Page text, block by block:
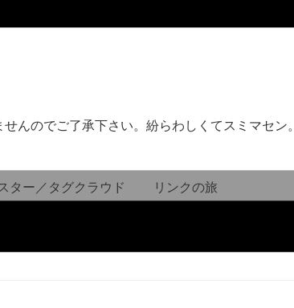
んのでご了承下さい。紛らわしくてスミマセン。
ター／タグクラウド リンクの旅